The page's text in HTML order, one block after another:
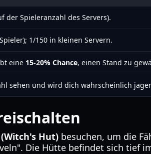
der Spieleranzahl des Servers).
1/150 in kleinen Servern.
eine 15-20% Chance, einen Stand zu
sehen und wird dich wahrscheinlich
Hut) besuchen, um die
Die Hütte befindet sich tief